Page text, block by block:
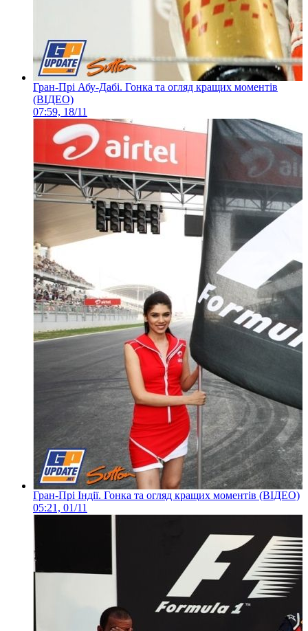
Гран-Прі Абу-Дабі. Гонка та огляд кращих моментів
(ВІДЕО)
07:59, 18/11
Гран-Прі Індії. Гонка та огляд кращих моментів (ВІДЕО)
05:21, 01/11